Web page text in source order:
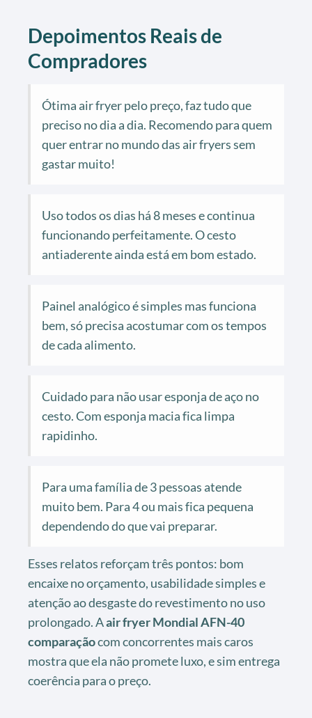
Depoimentos Reais de
Compradores
Ótima air fryer pelo preço, faz tudo que
preciso no dia a dia. Recomendo para quem
quer entrar no mundo das air fryers sem
gastar muito!
Uso todos os dias há 8 meses e continua
funcionando perfeitamente. O cesto
antiaderente ainda está em bom estado.
Painel analógico é simples mas funciona
bem, só precisa acostumar com os tempos
de cada alimento.
Cuidado para não usar esponja de aço no
cesto. Com esponja macia fica limpa
rapidinho.
Para uma família de 3 pessoas atende
muito bem. Para 4 ou mais fica pequena
dependendo do que vai preparar.
Esses relatos reforçam três pontos: bom
encaixe no orçamento, usabilidade simples e
atenção ao desgaste do revestimento no uso
prolongado. Aair fryer Mondial AFN-40
comparaçãocom concorrentes mais caros
mostra que ela não promete luxo, e sim entrega
coerência para o preço.